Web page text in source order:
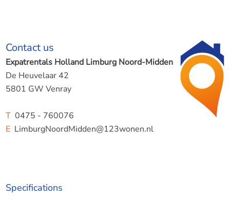
Contact us
Expatrentals Holland Limburg Noord-Midden
De Heuvelaar 42
5801 GW Venray
T0475 - 760076
ELimburgNoordMidden@123wonen.nl
Specifications